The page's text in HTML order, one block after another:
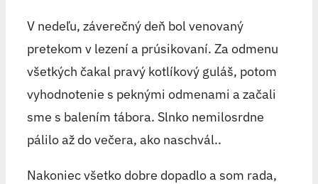
V nedeľu, záverečný deň bol venovaný
pretekom v lezení a prúsikovaní. Za odmenu
všetkých čakal pravý kotlíkový guláš, potom
vyhodnotenie s peknými odmenami a začali
sme s balením tábora. Slnko nemilosrdne
pálilo až do večera, ako naschvál..
Nakoniec všetko dobre dopadlo a som rada,